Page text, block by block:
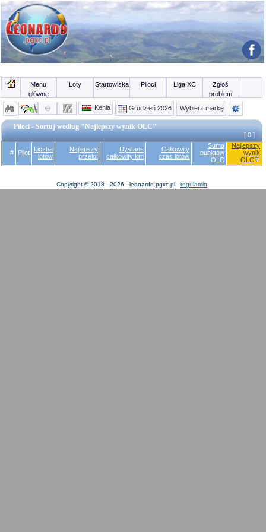
Menu
główne
Loty Startowiska Piloci Liga XC
Zgłoś
problem
Kenia
Grudzień 2026 Wybierz markę
Piloci - Sortuj według "Najlepszy wynik OLC"
[ 0 ]
# Pilot
Liczba
lotów
Najlepszy
przelot
Dystans
całkowity km
Całkowity
czas lotów
Suma
punktów
OLC
Najlepszy
wynik
OLC
Copyright © 2018 - 2026 - leonardo.pgxc.pl - regulamin